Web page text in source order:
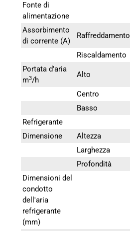
Fonte di
alimentazione
Assorbimento
di corrente (A)
Raffreddamento
Riscaldamento
Portata d'aria
m3/h
Alto
Centro
Basso
Refrigerante
Dimensione
Altezza
Larghezza
Profondità
Dimensioni del
condotto
dell'aria
refrigerante
(mm)